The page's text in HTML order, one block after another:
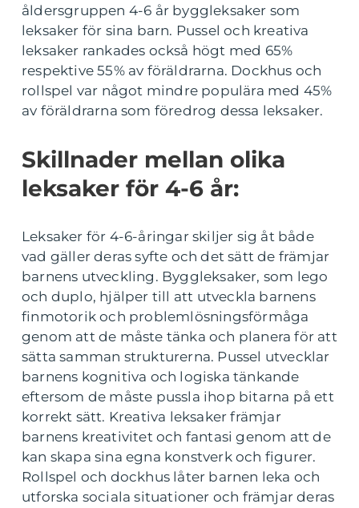
åldersgruppen 4-6 år byggleksaker som
leksaker för sina barn. Pussel och kreativa
leksaker rankades också högt med 65%
respektive 55% av föräldrarna. Dockhus och
rollspel var något mindre populära med 45%
av föräldrarna som föredrog dessa leksaker.
Skillnader mellan olika
leksaker för 4-6 år:
Leksaker för 4-6-åringar skiljer sig åt både
vad gäller deras syfte och det sätt de främjar
barnens utveckling. Byggleksaker, som lego
och duplo, hjälper till att utveckla barnens
finmotorik och problemlösningsförmåga
genom att de måste tänka och planera för att
sätta samman strukturerna. Pussel utvecklar
barnens kognitiva och logiska tänkande
eftersom de måste pussla ihop bitarna på ett
korrekt sätt. Kreativa leksaker främjar
barnens kreativitet och fantasi genom att de
kan skapa sina egna konstverk och figurer.
Rollspel och dockhus låter barnen leka och
utforska sociala situationer och främjar deras